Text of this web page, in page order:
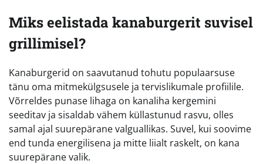
Miks eelistada kanaburgerit suvisel
grillimisel?
Kanaburgerid on saavutanud tohutu populaarsuse
tänu oma mitmekülgsusele ja tervislikumale profiilile.
Võrreldes punase lihaga on kanaliha kergemini
seeditav ja sisaldab vähem küllastunud rasvu, olles
samal ajal suurepärane valguallikas. Suvel, kui soovime
end tunda energilisena ja mitte liialt raskelt, on kana
suurepärane valik.